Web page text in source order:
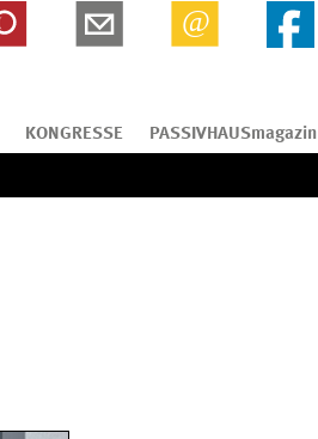
KONGRESSE PASSIVHAUSmagazin